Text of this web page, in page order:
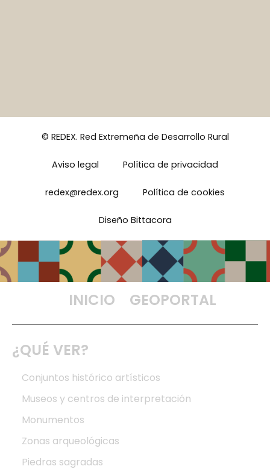
© REDEX. Red Extremeña de Desarrollo Rural
Aviso legal Política de privacidad
redex@redex.org Política de cookies
Diseño Bittacora
INICIO GEOPORTAL
¿QUÉ VER?
Conjuntos histórico artísticos
Museos y centros de interpretación
Monumentos
Zonas arqueológicas
Piedras sagradas